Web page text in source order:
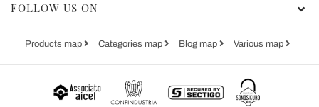
FOLLOW US ON
Products map Categories map Blog map Various map